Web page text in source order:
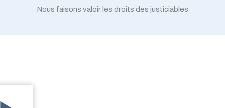
Nous faisons valoir les droits des justiciables